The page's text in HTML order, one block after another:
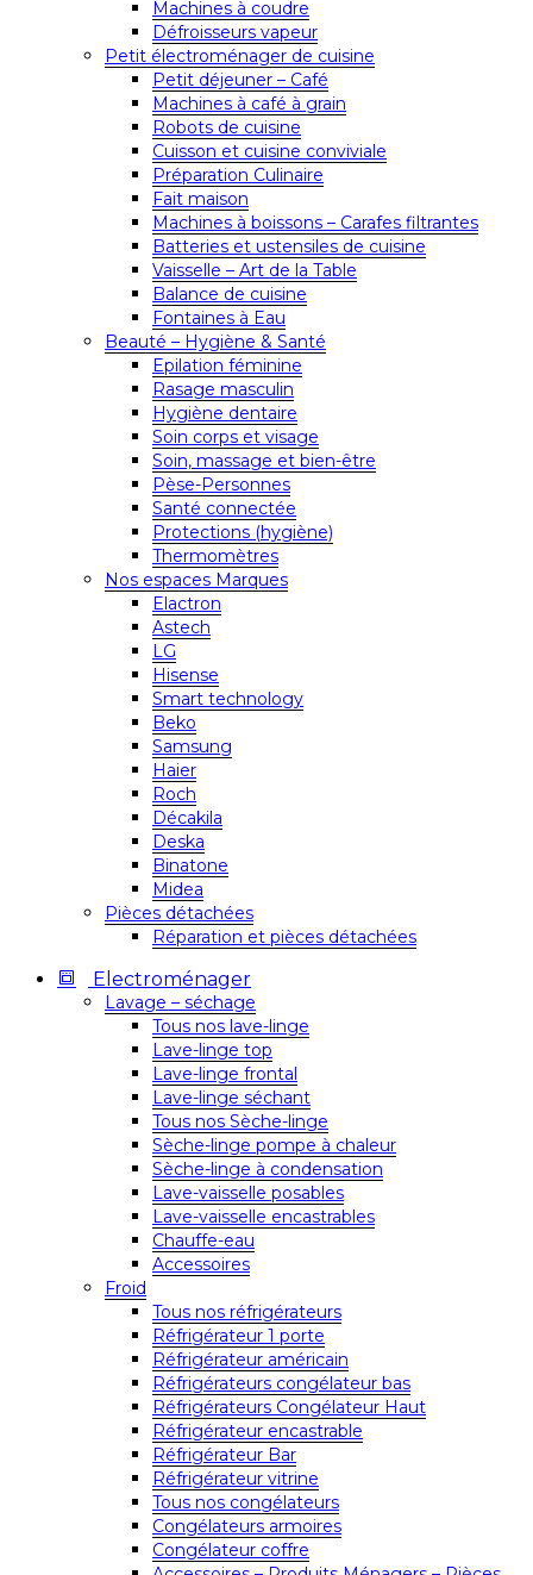
Machines à coudre
Défroisseurs vapeur
Petit électroménager de cuisine
Petit déjeuner – Café
Machines à café à grain
Robots de cuisine
Cuisson et cuisine conviviale
Préparation Culinaire
Fait maison
Machines à boissons – Carafes filtrantes
Batteries et ustensiles de cuisine
Vaisselle – Art de la Table
Balance de cuisine
Fontaines à Eau
Beauté – Hygiène & Santé
Epilation féminine
Rasage masculin
Hygiène dentaire
Soin corps et visage
Soin, massage et bien-être
Pèse-Personnes
Santé connectée
Protections (hygiène)
Thermomètres
Nos espaces Marques
Elactron
Astech
LG
Hisense
Smart technology
Beko
Samsung
Haier
Roch
Décakila
Deska
Binatone
Midea
Pièces détachées
Réparation et pièces détachées
Electroménager
Lavage – séchage
Tous nos lave-linge
Lave-linge top
Lave-linge frontal
Lave-linge séchant
Tous nos Sèche-linge
Sèche-linge pompe à chaleur
Sèche-linge à condensation
Lave-vaisselle posables
Lave-vaisselle encastrables
Chauffe-eau
Accessoires
Froid
Tous nos réfrigérateurs
Réfrigérateur 1 porte
Réfrigérateur américain
Réfrigérateurs congélateur bas
Réfrigérateurs Congélateur Haut
Réfrigérateur encastrable
Réfrigérateur Bar
Réfrigérateur vitrine
Tous nos congélateurs
Congélateurs armoires
Congélateur coffre